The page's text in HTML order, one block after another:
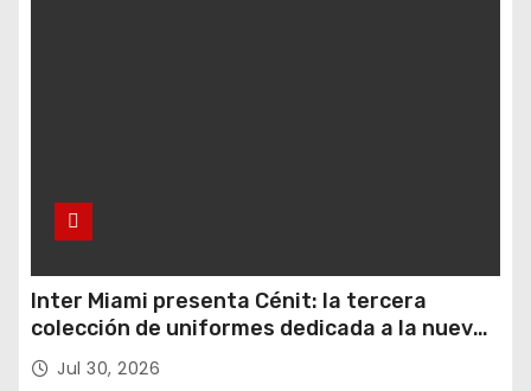
Inter Miami presenta Cénit: la tercera
colección de uniformes dedicada a la nueva
casa y al logro del club en nuevas alturas
Jul 30, 2026